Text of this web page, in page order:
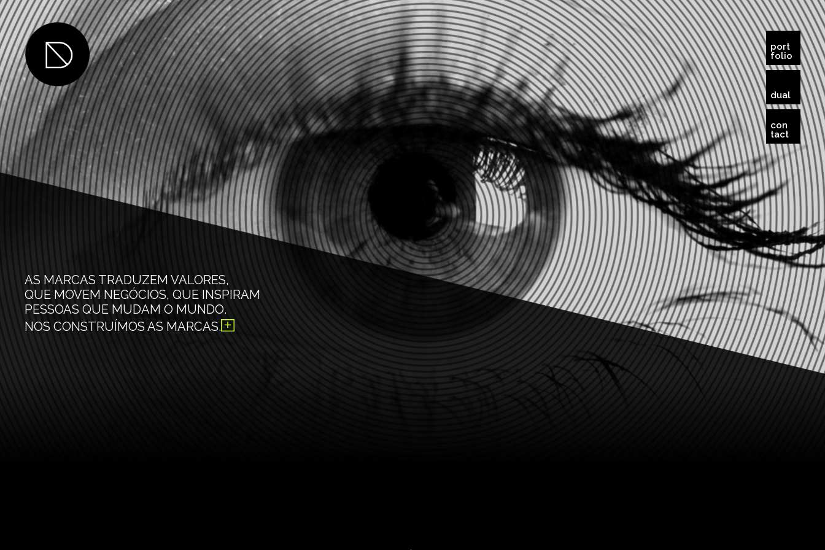
port
folio
dual
con
tact
AS MARCAS TRADUZEM VALORES,
QUE MOVEM NEGÓCIOS, QUE INSPIRAM
PESSOAS QUE MUDAM O MUNDO.
NOS CONSTRUÍMOS AS MARCAS.